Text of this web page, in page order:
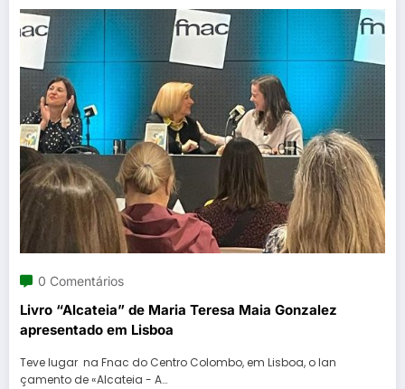
0 Comentários
Livro “Alcateia” de Maria Teresa Maia Gonzalez
apresentado em Lisboa
Teve lugar na Fnac do Centro Colombo, em Lisboa, o lan
çamento de «Alcateia - A…